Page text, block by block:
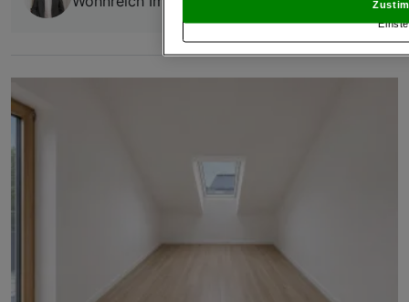
und Widerspruch gegen die Verarbeitung auf der
„Cookie Einstellungen“, die sich auf jeder Seite
Wir und unsere Partner verarbeiten